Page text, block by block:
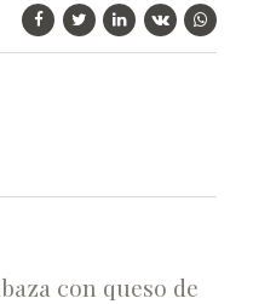
con queso de